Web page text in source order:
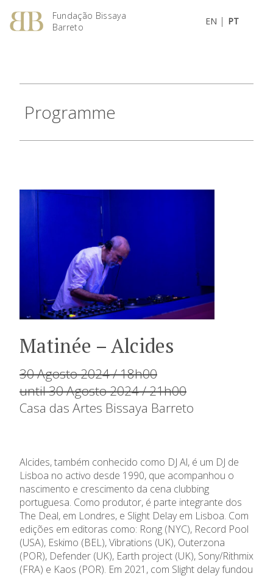
Fundação Bissaya
Barreto
EN | PT
Programme
Matinée – Alcides
30 Agosto 2024 / 18h00
until 30 Agosto 2024 / 21h00
Casa das Artes Bissaya Barreto
Alcides, também conhecido como DJ Al, é um DJ de
Lisboa no activo desde 1990, que acompanhou o
nascimento e crescimento da cena clubbing
portuguesa. Como produtor, é parte integrante dos
The Deal, em Londres, e Slight Delay em Lisboa. Com
edições em editoras como: Rong (NYC), Record Pool
(USA), Eskimo (BEL), Vibrations (UK), Outerzona
(POR), Defender (UK), Earth project (UK), Sony/Rithmix
(FRA) e Kaos (POR). Em 2021, com Slight delay fundou